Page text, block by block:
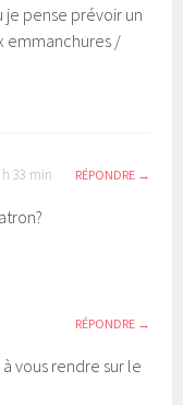
je pense prévoir un
emmanchures /
33 min RÉPONDRE
RÉPONDRE
vous rendre sur le